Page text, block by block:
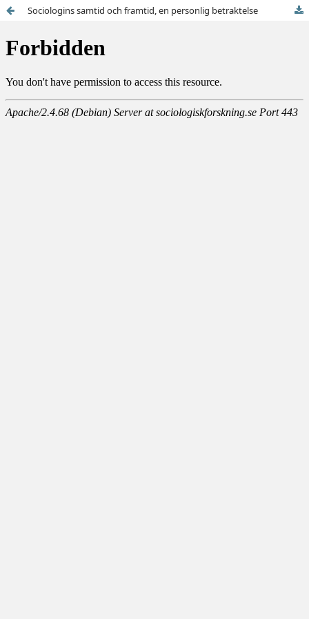
Sociologins samtid och framtid, en personlig betraktelse